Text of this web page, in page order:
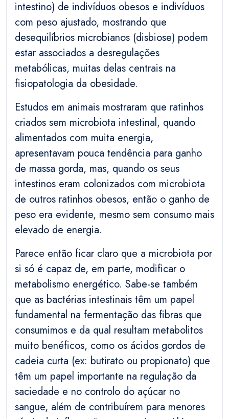
intestino) de indivíduos obesos e indivíduos
com peso ajustado, mostrando que
desequilíbrios microbianos (disbiose) podem
estar associados a desregulações
metabólicas, muitas delas centrais na
fisiopatologia da obesidade.
Estudos em animais mostraram que ratinhos
criados sem microbiota intestinal, quando
alimentados com muita energia,
apresentavam pouca tendência para ganho
de massa gorda, mas, quando os seus
intestinos eram colonizados com microbiota
de outros ratinhos obesos, então o ganho de
peso era evidente, mesmo sem consumo mais
elevado de energia.
Parece então ficar claro que a microbiota por
si só é capaz de, em parte, modificar o
metabolismo energético. Sabe-se também
que as bactérias intestinais têm um papel
fundamental na fermentação das fibras que
consumimos e da qual resultam metabolitos
muito benéficos, como os ácidos gordos de
cadeia curta (ex: butirato ou propionato) que
têm um papel importante na regulação da
saciedade e no controlo do açúcar no
sangue, além de contribuírem para menores